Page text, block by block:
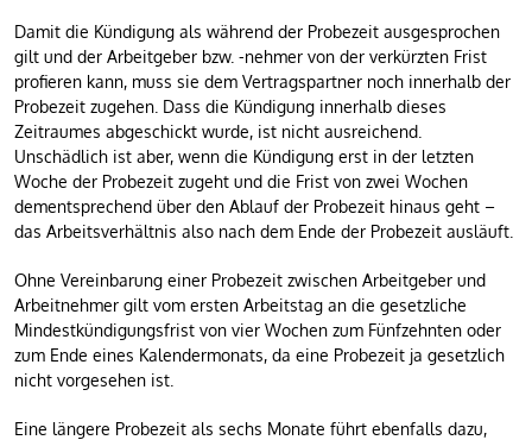
Damit die Kündigung als während der Probezeit ausgesprochen
gilt und der Arbeitgeber bzw. -nehmer von der verkürzten Frist
profieren kann, muss sie dem Vertragspartner noch innerhalb der
Probezeit zugehen. Dass die Kündigung innerhalb dieses
Zeitraumes abgeschickt wurde, ist nicht ausreichend.
Unschädlich ist aber, wenn die Kündigung erst in der letzten
Woche der Probezeit zugeht und die Frist von zwei Wochen
dementsprechend über den Ablauf der Probezeit hinaus geht –
das Arbeitsverhältnis also nach dem Ende der Probezeit ausläuft.
Ohne Vereinbarung einer Probezeit zwischen Arbeitgeber und
Arbeitnehmer gilt vom ersten Arbeitstag an die gesetzliche
Mindestkündigungsfrist von vier Wochen zum Fünfzehnten oder
zum Ende eines Kalendermonats, da eine Probezeit ja gesetzlich
nicht vorgesehen ist.
Eine längere Probezeit als sechs Monate führt ebenfalls dazu,